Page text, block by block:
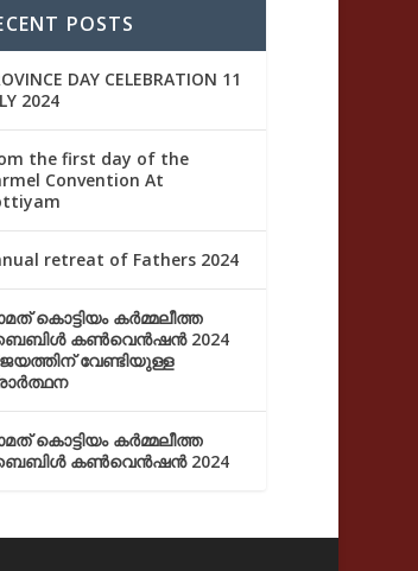
POSTS
DAY CELEBRATION 11
2024
the first day of the
Convention At
retreat of Fathers 2024
കൊട്ടിയം കർമ്മലീത്ത
കൺവെൻഷൻ 2024
വേണ്ടിയുള്ള
കൊട്ടിയം കർമ്മലീത്ത
കൺവെൻഷൻ 2024